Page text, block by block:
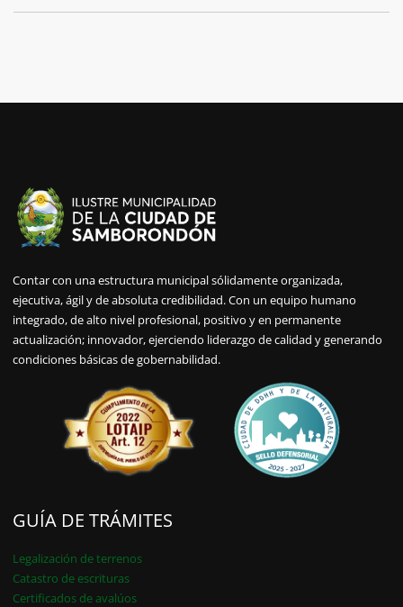
Contar con una estructura municipal sólidamente organizada,
ejecutiva, ágil y de absoluta credibilidad. Con un equipo humano
integrado, de alto nivel profesional, positivo y en permanente
actualización; innovador, ejerciendo liderazgo de calidad y generando
condiciones básicas de gobernabilidad.
GUÍA DE TRÁMITES
Legalización de terrenos
Catastro de escrituras
Certificados de avalúos